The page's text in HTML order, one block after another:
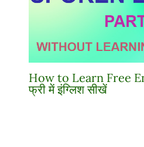
How to Learn Free
फ्री में इंग्लिश सीखें